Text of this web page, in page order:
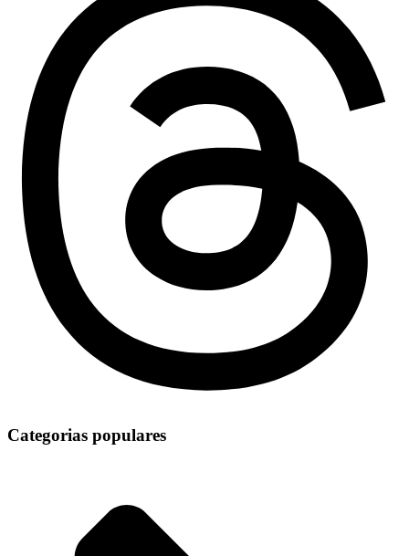
Categorias populares